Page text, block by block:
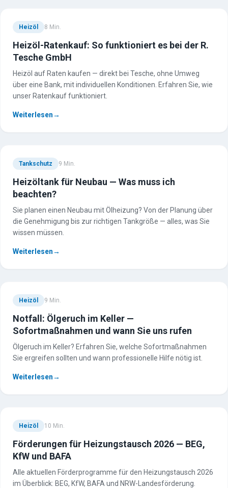
Heizöl 8 Min.
Heizöl-Ratenkauf: So funktioniert es bei der R.
Tesche GmbH
Heizöl auf Raten kaufen — direkt bei Tesche, ohne Umweg
über eine Bank, mit individuellen Konditionen. Erfahren Sie, wie
unser Ratenkauf funktioniert.
Weiterlesen→
Tankschutz 9 Min.
Heizöltank für Neubau — Was muss ich
beachten?
Sie planen einen Neubau mit Ölheizung? Von der Planung über
die Genehmigung bis zur richtigen Tankgröße — alles, was Sie
wissen müssen.
Weiterlesen→
Heizöl 9 Min.
Notfall: Ölgeruch im Keller —
Sofortmaßnahmen und wann Sie uns rufen
Ölgeruch im Keller? Erfahren Sie, welche Sofortmaßnahmen
Sie ergreifen sollten und wann professionelle Hilfe nötig ist.
Weiterlesen→
Heizöl 10 Min.
Förderungen für Heizungstausch 2026 — BEG,
KfW und BAFA
Alle aktuellen Förderprogramme für den Heizungstausch 2026
im Überblick: BEG, KfW, BAFA und NRW-Landesförderung.